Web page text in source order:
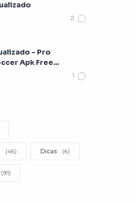
- Pro
Apk Free
Dicas